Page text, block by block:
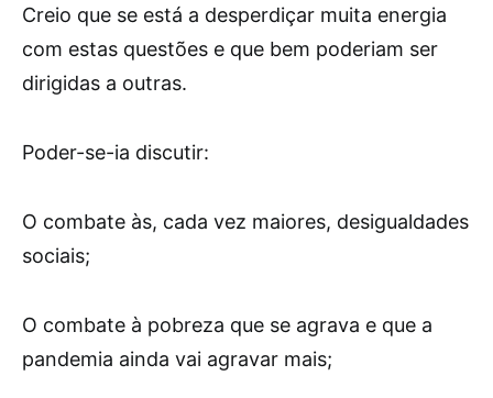
Creio que se está a desperdiçar muita energia
com estas questões e que bem poderiam ser
dirigidas a outras.
Poder-se-ia discutir:
O combate às, cada vez maiores, desigualdades
sociais;
O combate à pobreza que se agrava e que a
pandemia ainda vai agravar mais;